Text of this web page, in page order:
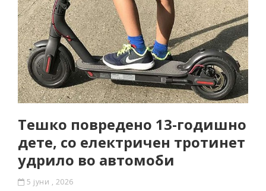
Тешко повредено 13-годишно
дете, со електричен тротинет
удрило во автомоби
5 јуни , 2026